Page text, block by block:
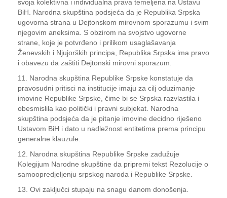
svoja kolektivna i individualna prava temeljena na Ustavu
BiH. Narodna skupština podsjeća da je Republika Srpska
ugovorna strana u Dejtonskom mirovnom sporazumu i svim
njegovim aneksima. S obzirom na svojstvo ugovorne
strane, koje je potvrđeno i prilikom usaglašavanja
Ženevskih i Njujorških principa, Republika Srpska ima pravo
i obavezu da zaštiti Dejtonski mirovni sporazum.
11. Narodna skupština Republike Srpske konstatuje da
pravosudni pritisci na institucije imaju za cilj oduzimanje
imovine Republike Srpske, čime bi se Srpska razvlastila i
obesmislila kao politički i pravni subjekat. Narodna
skupština podsjeća da je pitanje imovine decidno riješeno
Ustavom BiH i dato u nadležnost entitetima prema principu
generalne klauzule.
12. Narodna skupština Republike Srpske zadužuje
Kolegijum Narodne skupštine da pripremi tekst Rezolucije o
samoopredjeljenju srpskog naroda i Republike Srpske.
13. Ovi zaključci stupaju na snagu danom donošenja.